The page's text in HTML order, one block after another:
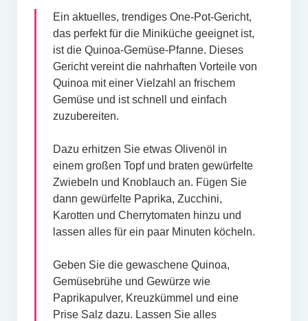
Ein aktuelles, trendiges One-Pot-Gericht,
das perfekt für die Miniküche geeignet ist,
ist die Quinoa-Gemüse-Pfanne. Dieses
Gericht vereint die nahrhaften Vorteile von
Quinoa mit einer Vielzahl an frischem
Gemüse und ist schnell und einfach
zuzubereiten.
Dazu erhitzen Sie etwas Olivenöl in
einem großen Topf und braten gewürfelte
Zwiebeln und Knoblauch an. Fügen Sie
dann gewürfelte Paprika, Zucchini,
Karotten und Cherrytomaten hinzu und
lassen alles für ein paar Minuten köcheln.
Geben Sie die gewaschene Quinoa,
Gemüsebrühe und Gewürze wie
Paprikapulver, Kreuzkümmel und eine
Prise Salz dazu. Lassen Sie alles